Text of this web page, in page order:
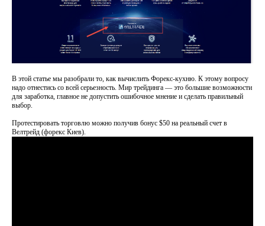
В этой статье мы разобрали то, как вычислить Форекс-кухню. К этому вопросу
надо отнестись со всей серьезность. Мир трейдинга — это большие возможности
для заработка, главное не допустить ошибочное мнение и сделать правильный
выбор.
Протестировать торговлю можно получив бонус $50 на реальный счет в
Велтрейд (форекс Киев).